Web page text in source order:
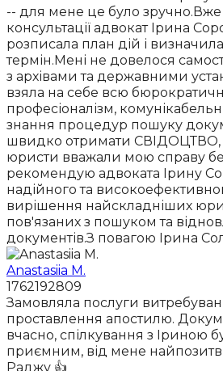
-- для мене це було
консультації адвокат Ірина
розписала план дій і
термін.Мені не довелося
з архівами та державними
взяла на себе всю
професіоналізм,
знання процедур пошуку
швидко отримати СВІДОЦТВО,
юристи вважали мою справу
рекомендую адвоката Ірину
надійного та
вирішення найскладніших
пов'язаних з пошуком та
документів.З повагою Ірина
Anastasiia M.
1762192809
Замовляла послуги
проставлення апостилю.
вчасно, спілкування з Іриною
приємним, від мене
Раджу 👍